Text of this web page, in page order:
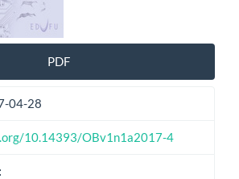
PDF
04-28
10.14393/OBv1n1a2017-4